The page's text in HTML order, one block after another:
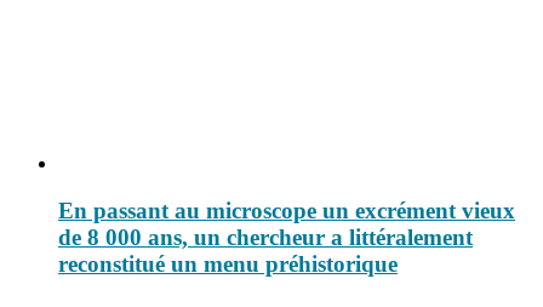
En passant au microscope un excrément vieux
de 8 000 ans, un chercheur a littéralement
reconstitué un menu préhistorique